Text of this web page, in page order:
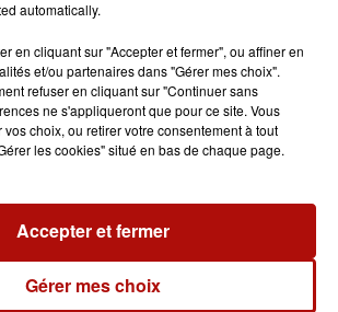
automatically.
en cliquant sur "Accepter et fermer", ou affiner en
et/ou partenaires dans "Gérer mes choix".
refuser en cliquant sur "Continuer sans
ne s'appliqueront que pour ce site. Vous
choix, ou retirer votre consentement à tout
les cookies" situé en bas de chaque page.
Gérer mes choix
Accepter et fermer